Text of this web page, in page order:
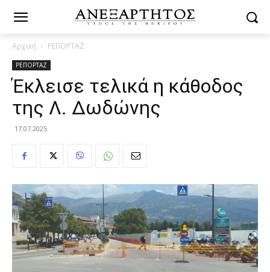
Αρχική ΡΕΠΟΡΤΑΖ
ΡΕΠΟΡΤΑΖ
Έκλεισε τελικά η κάθοδος
της Λ. Δωδώνης
17.07.2025